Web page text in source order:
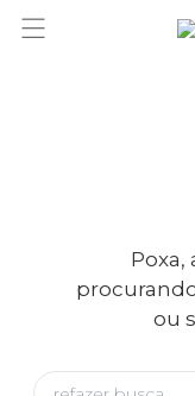
você merece 30%
Poxa,
ou